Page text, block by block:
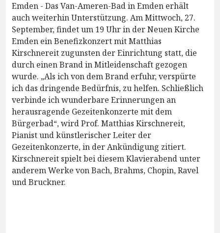
Emden - Das Van-Ameren-Bad in Emden erhält
auch weiterhin Unterstützung. Am Mittwoch, 27.
September, findet um 19 Uhr in der Neuen Kirche
Emden ein Benefizkonzert mit Matthias
Kirschnereit zugunsten der Einrichtung statt, die
durch einen Brand in Mitleidenschaft gezogen
wurde. „Als ich von dem Brand erfuhr, verspürte
ich das dringende Bedürfnis, zu helfen. Schließlich
verbinde ich wunderbare Erinnerungen an
herausragende Gezeitenkonzerte mit dem
Bürgerbad“, wird Prof. Matthias Kirschnereit,
Pianist und künstlerischer Leiter der
Gezeitenkonzerte, in der Ankündigung zitiert.
Kirschnereit spielt bei diesem Klavierabend unter
anderem Werke von Bach, Brahms, Chopin, Ravel
und Bruckner.